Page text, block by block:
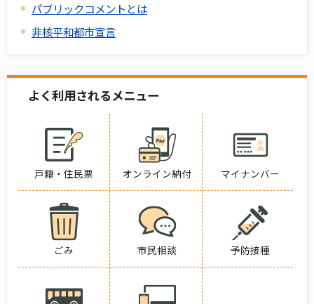
パブリックコメントとは
非核平和都市宣言
よく利用されるメニュー
戸籍・住民票 オンライン納付 マイナンバー
ごみ 市民相談 予防接種